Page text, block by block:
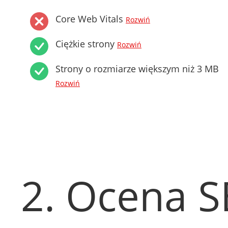
Core Web Vitals Rozwiń
Ciężkie strony Rozwiń
Strony o rozmiarze większym niż 3 MB
Rozwiń
2. Ocena